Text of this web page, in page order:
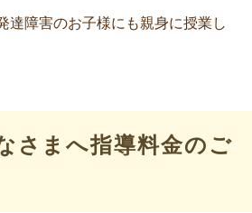
達障害のお子様にも親身に授業し
さまへ指導料金のご